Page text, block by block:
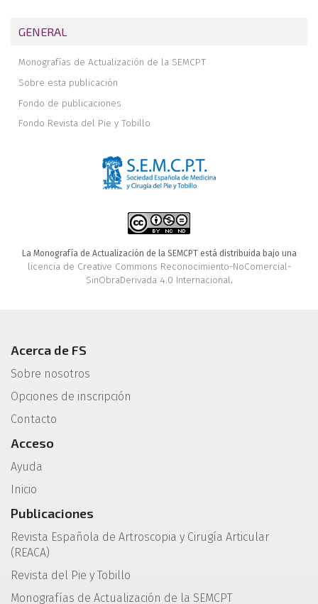
GENERAL
Monografías de Actualización de la SEMCPT
Sobre esta publicación
Fondo de publicaciones
Fondo Revista del Pie y Tobillo
La Monografía de Actualización de la SEMCPT está distribuida bajo una
licencia de Creative Commons Reconocimiento-NoComercial-
SinObraDerivada 4.0 Internacional.
Acerca de FS
Sobre nosotros
Opciones de inscripción
Contacto
Acceso
Ayuda
Inicio
Publicaciones
Revista Española de Artroscopia y Cirugía Articular
(REACA)
Revista del Pie y Tobillo
Monografías de Actualización de la SEMCPT